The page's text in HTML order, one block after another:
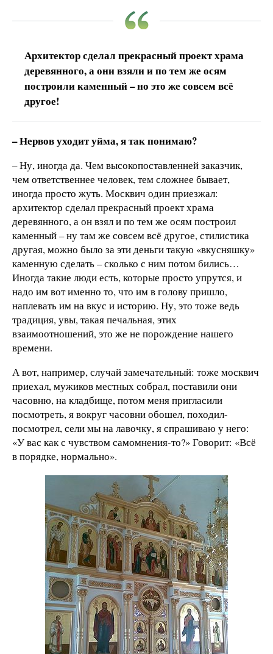
Архитектор сделал прекрасный проект храма
деревянного, а они взяли и по тем же осям
построили каменный – но это же совсем всё
другое!
– Нервов уходит уйма, я так понимаю?
– Ну, иногда да. Чем высокопоставленней заказчик,
чем ответственнее человек, тем сложнее бывает,
иногда просто жуть. Москвич один приезжал:
архитектор сделал прекрасный проект храма
деревянного, а он взял и по тем же осям построил
каменный – ну там же совсем всё другое, стилистика
другая, можно было за эти деньги такую «вкусняшку»
каменную сделать – сколько с ним потом бились…
Иногда такие люди есть, которые просто упрутся, и
надо им вот именно то, что им в голову пришло,
наплевать им на вкус и историю. Ну, это тоже ведь
традиция, увы, такая печальная, этих
взаимоотношений, это же не порождение нашего
времени.
А вот, например, случай замечательный: тоже москвич
приехал, мужиков местных собрал, поставили они
часовню, на кладбище, потом меня пригласили
посмотреть, я вокруг часовни обошел, походил-
посмотрел, сели мы на лавочку, я спрашиваю у него:
«У вас как с чувством самомнения-то?» Говорит: «Всё
в порядке, нормально».